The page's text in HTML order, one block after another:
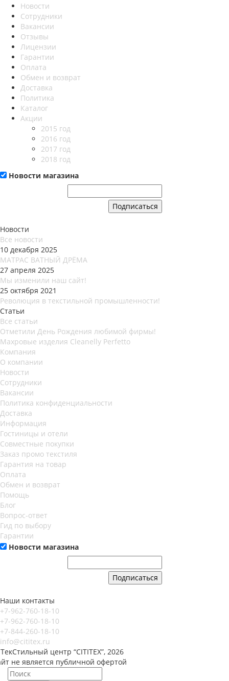
Новости
Сотрудники
Вакансии
Отзывы
Лицензии
Гарантии
Оплата
Обмен и возврат
Доставка
Политика
Каталог
Акции
2015 год
2016 год
2017 год
2018 год
Новости магазина
Новости
Все новости
10 декабря 2025
МАТРАС ВАТНЫЙ ДРЁМА
27 апреля 2025
Мы изменили наш сайт!
25 октября 2021
Революция в текстильной промышленности!
Статьи
Все статьи
Отметили День Рождения любимой фирмы!
Махровые изделия Cleanelly Perfetto
Компания
О компании
Новости
Сотрудники
Вакансии
Политика конфиденциальности
Доставка
Информация
Гостиницы и отели
Совместные покупки
Заказ промо текстиля
Гарантия на товар
Оплата
Обмен и возврат
Помощь
Блог
Вопрос-ответ
Гид по выбору
Гарантии
Новости магазина
Наши контакты
+7-962-760-18-10
+7-962-760-18-10
+7-844-260-18-10
info@cititex.ru
центр “CITITEX”, 2026
не является публичной офертой